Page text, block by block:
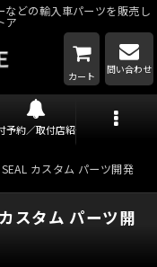
などの輸入車パーツを販売し
ア
カート
問い合わせ
予約／取付店紹介
カスタム パーツ開発
スタム パーツ開